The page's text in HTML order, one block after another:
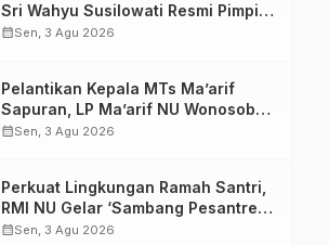
Sri Wahyu Susilowati Resmi Pimpin
MTs Ma’arif Sapuran
calendar_monthSen, 3 Agu 2026
Pelantikan Kepala MTs Ma’arif
Sapuran, LP Ma’arif NU Wonosobo
Tekankan Lima Amanah
calendar_monthSen, 3 Agu 2026
Perkuat Lingkungan Ramah Santri,
RMI NU Gelar ‘Sambang Pesantren’
di Pati
calendar_monthSen, 3 Agu 2026